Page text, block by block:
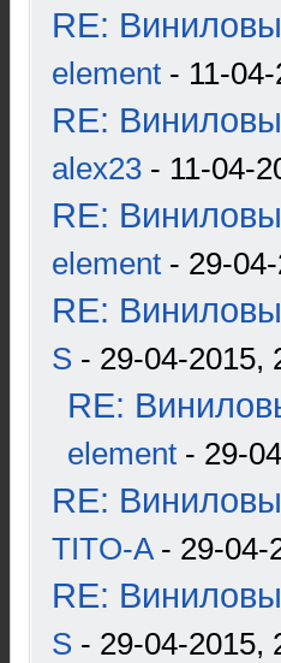
RE:
element - 11-
RE:
alex23 - 11-04-
RE:
element - 29-
RE:
S - 29-04-2015,
RE:
element - 29-
RE:
TITO-A- 29-04-
RE:
S - 29-04-2015,